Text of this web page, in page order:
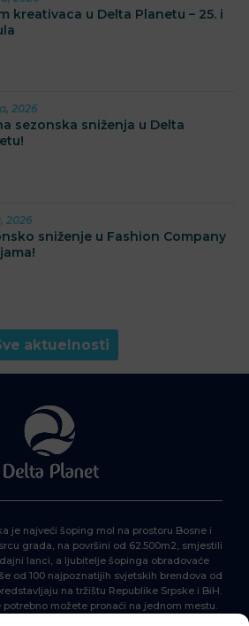
kreativaca u Delta Planetu – 25. i
2026
sezonska sniženja u Delta
2026
sniženje u Fashion Company
aktuelnosti
je najveći šoping mol na prostoru Bosne i
grada, na površini od 62.500m2, smjestili
lanci, a ljubitelje šopinga obradovaće
od 100 najpoznatijih svjetskih brendova od
na tržištu Republike Srpske i BiH.
možete pronaći na jednom mestu.